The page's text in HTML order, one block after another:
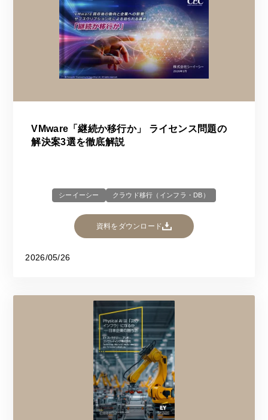
VMware「継続か移行か」 ライセンス問題の
解決案3選を徹底解説
シーイーシー クラウド移行（インフラ・DB）
資料をダウンロード
2026/05/26